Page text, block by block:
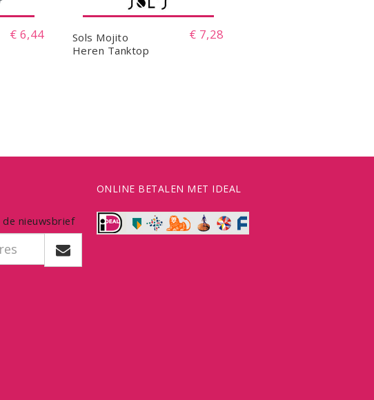
€ 6,44
Sols Mojito
Heren Tanktop
€ 7,28
nieuwsbrief
ONLINE BETALEN MET IDEAL